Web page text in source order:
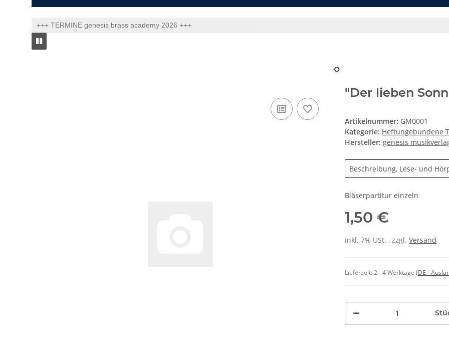
+++ TERMINE genesis brass academy 2026 +++
"Der lieben
Artikelnummer: GM0001
Kategorie: Heftungebundene
Hersteller: genesis
Beschreibung, Lese- und
Bläserpartitur einzeln
1,50 €
inkl. 7% USt. , zzgl. Versand
Lieferzeit:2 - 4 Werktage (DE -